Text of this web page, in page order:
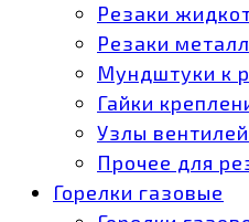
Резаки
Резаки
Мундштуки к
Гайки
Узлы
Прочее для
Горелки газовые